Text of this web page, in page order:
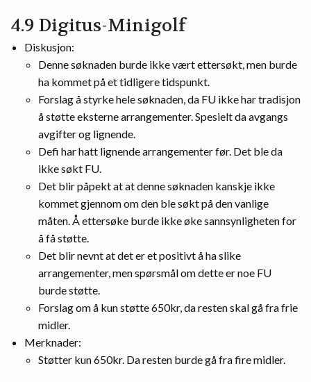
4.9 Digitus-Minigolf
Diskusjon:
Denne søknaden burde ikke vært ettersøkt, men burde
ha kommet på et tidligere tidspunkt.
Forslag å styrke hele søknaden, da FU ikke har tradisjon
å støtte eksterne arrangementer. Spesielt da avgangs
avgifter og lignende.
Defi har hatt lignende arrangementer før. Det ble da
ikke søkt FU.
Det blir påpekt at at denne søknaden kanskje ikke
kommet gjennom om den ble søkt på den vanlige
måten. Å ettersøke burde ikke øke sannsynligheten for
å få støtte.
Det blir nevnt at det er et positivt å ha slike
arrangementer, men spørsmål om dette er noe FU
burde støtte.
Forslag om å kun støtte 650kr, da resten skal gå fra frie
midler.
Merknader:
Støtter kun 650kr. Da resten burde gå fra fire midler.